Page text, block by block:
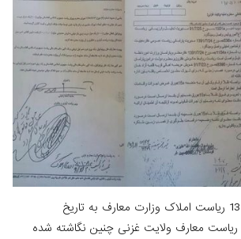
در مکتوب شماره 131/92 ریاست املاک وزارت معارف به تاریخ
ریاست معارف ولایت غزنی چنین نگاشته شده